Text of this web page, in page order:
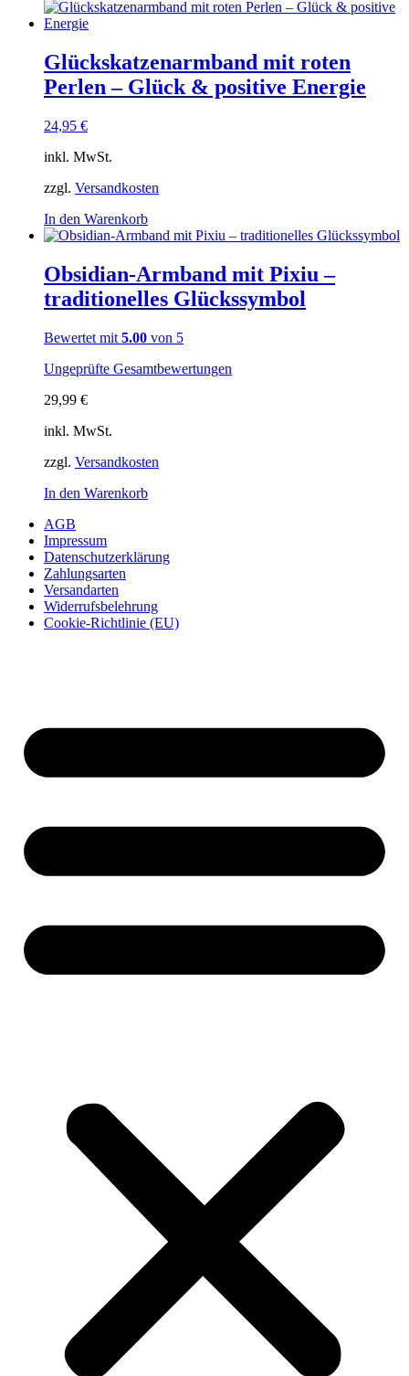
Glückskatzenarmband mit roten
Perlen – Glück & positive Energie
24,95 €
inkl. MwSt.
zzgl. Versandkosten
In den Warenkorb
Obsidian-Armband mit Pixiu –
traditionelles Glückssymbol
Bewertet mit 5.00 von 5
Ungeprüfte Gesamtbewertungen
29,99 €
inkl. MwSt.
zzgl. Versandkosten
In den Warenkorb
AGB
Impressum
Datenschutzerklärung
Zahlungsarten
Versandarten
Widerrufsbelehrung
Cookie-Richtlinie (EU)